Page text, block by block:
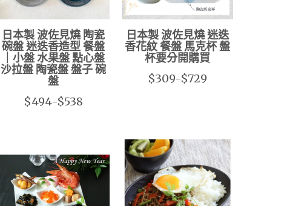
日本製 波佐見燒 陶瓷
碗盤 迷迭香造型 餐盤
｜小盤 水果盤 點心盤
沙拉盤 陶瓷盤 盤子 碗
盤
$494-$538
日本製 波佐見燒 迷迭
香花紋 餐盤 馬克杯 盤
杯要分開購買
$309-$729